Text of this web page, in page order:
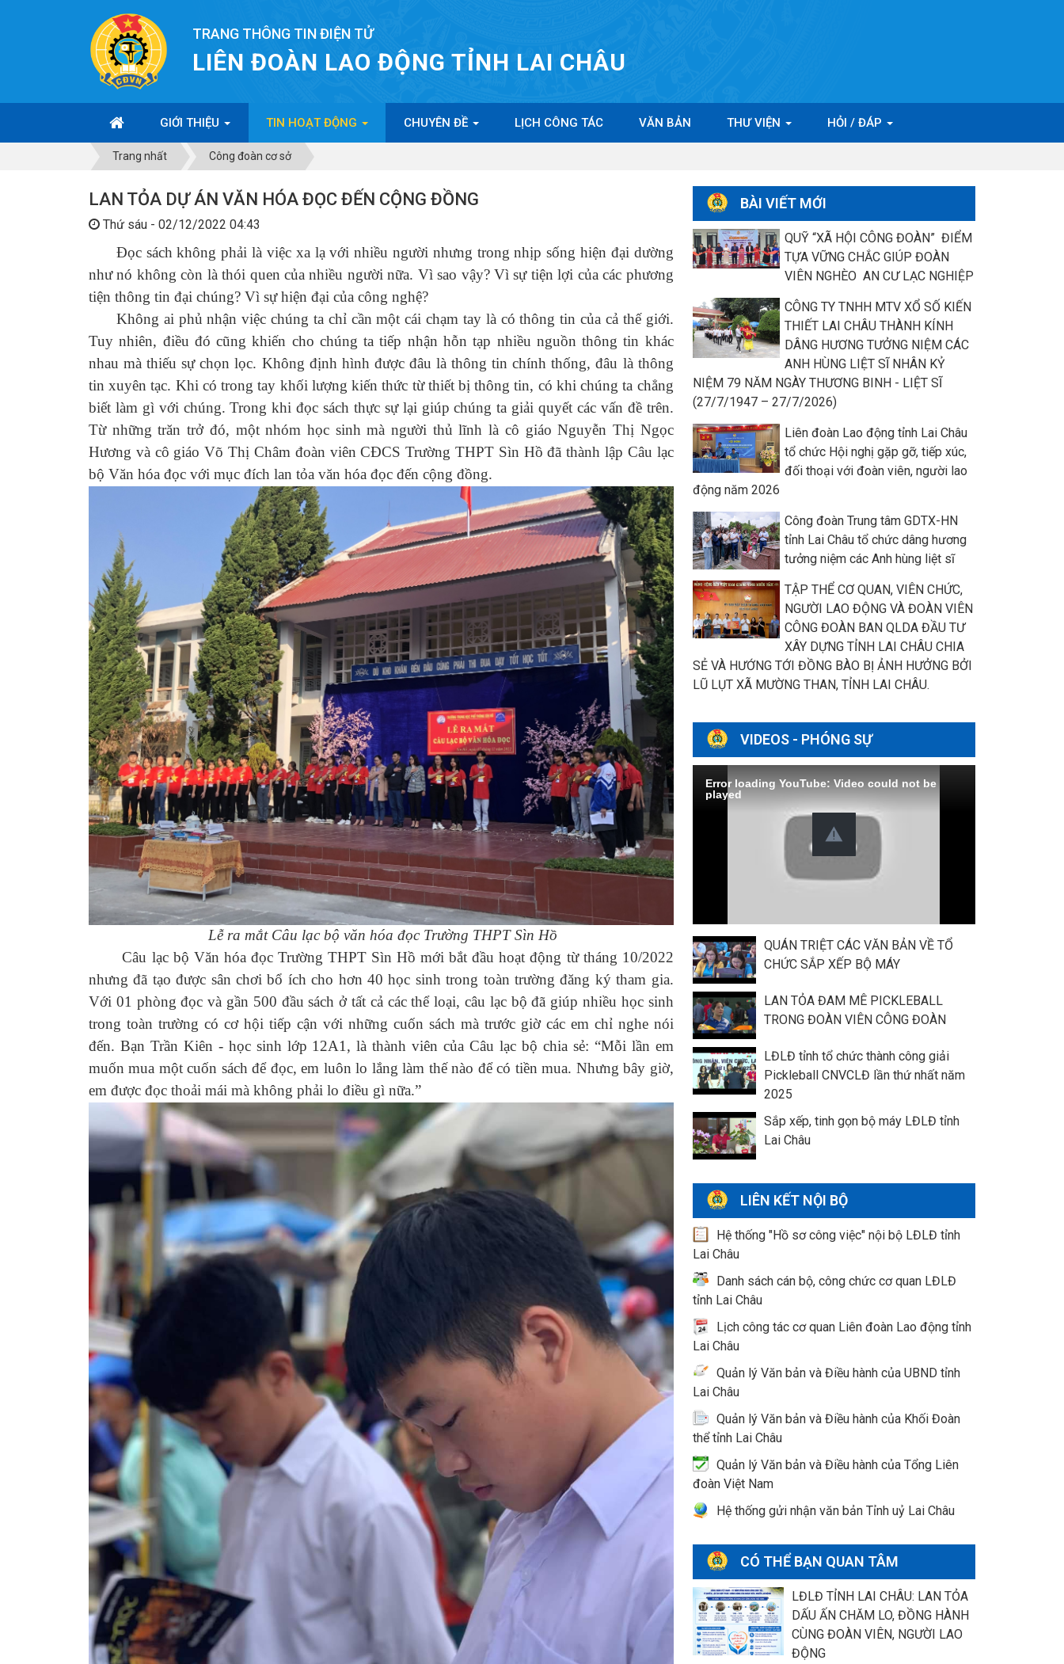
TRANG THÔNG TIN ĐIỆN TỬ
LIÊN ĐOÀN LAO ĐỘNG TỈNH LAI CHÂU
GIỚI THIỆU TIN HOẠT ĐỘNG CHUYÊN ĐỀ LỊCH CÔNG TÁC VĂN BẢN THƯ VIỆN HỎI / ĐÁP
Trang nhất Công đoàn cơ sở
LAN TỎA DỰ ÁN VĂN HÓA ĐỌC ĐẾN CỘNG ĐỒNG
Thứ sáu - 02/12/2022 04:43
Đọc sách không phải là việc xa lạ với nhiều người nhưng trong nhịp sống hiện đại dường
như nó không còn là thói quen của nhiều người nữa. Vì sao vậy? Vì sự tiện lợi của các phương
tiện thông tin đại chúng? Vì sự hiện đại của công nghệ?
Không ai phủ nhận việc chúng ta chỉ cần một cái chạm tay là có thông tin của cả thế giới.
Tuy nhiên, điều đó cũng khiến cho chúng ta tiếp nhận hỗn tạp nhiều nguồn thông tin khác
nhau mà thiếu sự chọn lọc. Không định hình được đâu là thông tin chính thống, đâu là thông
tin xuyên tạc. Khi có trong tay khối lượng kiến thức từ thiết bị thông tin, có khi chúng ta chẳng
biết làm gì với chúng. Trong khi đọc sách thực sự lại giúp chúng ta giải quyết các vấn đề trên.
Từ những trăn trở đó, một nhóm học sinh mà người thủ lĩnh là cô giáo Nguyễn Thị Ngọc
Hương và cô giáo Võ Thị Châm đoàn viên CĐCS Trường THPT Sìn Hồ đã thành lập Câu lạc
bộ Văn hóa đọc với mục đích lan tỏa văn hóa đọc đến cộng đồng.
Lễ ra mắt Câu lạc bộ văn hóa đọc Trường THPT Sìn Hồ
Câu lạc bộ Văn hóa đọc Trường THPT Sìn Hồ mới bắt đầu hoạt động từ tháng 10/2022
nhưng đã tạo được sân chơi bổ ích cho hơn 40 học sinh trong toàn trường đăng ký tham gia.
Với 01 phòng đọc và gần 500 đầu sách ở tất cả các thể loại, câu lạc bộ đã giúp nhiều học sinh
trong toàn trường có cơ hội tiếp cận với những cuốn sách mà trước giờ các em chỉ nghe nói
đến. Bạn Trần Kiên - học sinh lớp 12A1, là thành viên của Câu lạc bộ chia sẻ: “Mỗi lần em
muốn mua một cuốn sách để đọc, em luôn lo lắng làm thế nào để có tiền mua. Nhưng bây giờ,
em được đọc thoải mái mà không phải lo điều gì nữa.”
BÀI VIẾT MỚI
QUỸ “XÃ HỘI CÔNG ĐOÀN” ĐIỂM
TỰA VỮNG CHẮC GIÚP ĐOÀN
VIÊN NGHÈO AN CƯ LẠC NGHIỆP
CÔNG TY TNHH MTV XỔ SỐ KIẾN
THIẾT LAI CHÂU THÀNH KÍNH
DÂNG HƯƠNG TƯỞNG NIỆM CÁC
ANH HÙNG LIỆT SĨ NHÂN KỶ
NIỆM 79 NĂM NGÀY THƯƠNG BINH - LIỆT SĨ
(27/7/1947 – 27/7/2026)
Liên đoàn Lao động tỉnh Lai Châu
tổ chức Hội nghị gặp gỡ, tiếp xúc,
đối thoại với đoàn viên, người lao
động năm 2026
Công đoàn Trung tâm GDTX-HN
tỉnh Lai Châu tổ chức dâng hương
tưởng niệm các Anh hùng liệt sĩ
TẬP THỂ CƠ QUAN, VIÊN CHỨC,
NGƯỜI LAO ĐỘNG VÀ ĐOÀN VIÊN
CÔNG ĐOÀN BAN QLDA ĐẦU TƯ
XÂY DỰNG TỈNH LAI CHÂU CHIA
SẺ VÀ HƯỚNG TỚI ĐỒNG BÀO BỊ ẢNH HƯỞNG BỞI
LŨ LỤT XÃ MƯỜNG THAN, TỈNH LAI CHÂU.
VIDEOS - PHÓNG SỰ
Error loading YouTube: Video could not be
played
QUÁN TRIỆT CÁC VĂN BẢN VỀ TỔ
CHỨC SẮP XẾP BỘ MÁY
LAN TỎA ĐAM MÊ PICKLEBALL
TRONG ĐOÀN VIÊN CÔNG ĐOÀN
LĐLĐ tỉnh tổ chức thành công giải
Pickleball CNVCLĐ lần thứ nhất năm
2025
Sắp xếp, tinh gọn bộ máy LĐLĐ tỉnh
Lai Châu
LIÊN KẾT NỘI BỘ
Hệ thống "Hồ sơ công việc" nội bộ LĐLĐ tỉnh
Lai Châu
Danh sách cán bộ, công chức cơ quan LĐLĐ
tỉnh Lai Châu
Lịch công tác cơ quan Liên đoàn Lao động tỉnh
Lai Châu
Quản lý Văn bản và Điều hành của UBND tỉnh
Lai Châu
Quản lý Văn bản và Điều hành của Khối Đoàn
thể tỉnh Lai Châu
Quản lý Văn bản và Điều hành của Tổng Liên
đoàn Việt Nam
Hệ thống gửi nhận văn bản Tỉnh uỷ Lai Châu
CÓ THỂ BẠN QUAN TÂM
LĐLĐ TỈNH LAI CHÂU: LAN TỎA
DẤU ẤN CHĂM LO, ĐỒNG HÀNH
CÙNG ĐOÀN VIÊN, NGƯỜI LAO
ĐỘNG